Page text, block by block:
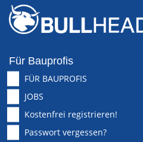
Für Bauprofis
FÜR BAUPROFIS
JOBS
Kostenfrei registrieren!
Passwort vergessen?